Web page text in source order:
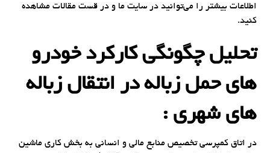
اطلاعات بیشتر را می‌توانید در سایت ما و در قست مقالات مشاهده
کنید.
تحلیل چگونگی کارکرد خودرو
های حمل زباله در انتقال زباله
های شهری :
در اتاق کمپرسی تخصیص منابع مالی و انسانی به بخش کاری ماشین